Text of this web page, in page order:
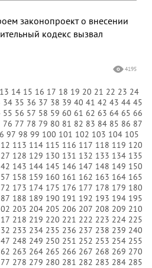
законопроект о внесении
кодекс вызвал
4195
13 14 15 16 17 18 19 20 21 22 23 24
34 35 36 37 38 39 40 41 42 43 44 45
55 56 57 58 59 60 61 62 63 64 65 66
76 77 78 79 80 81 82 83 84 85 86 87
97 98 99 100 101 102 103 104 105
113 114 115 116 117 118 119 120
128 129 130 131 132 133 134 135
143 144 145 146 147 148 149 150
158 159 160 161 162 163 164 165
173 174 175 176 177 178 179 180
188 189 190 191 192 193 194 195
203 204 205 206 207 208 209 210
218 219 220 221 222 223 224 225
233 234 235 236 237 238 239 240
248 249 250 251 252 253 254 255
263 264 265 266 267 268 269 270
278 279 280 281 282 283 284 285